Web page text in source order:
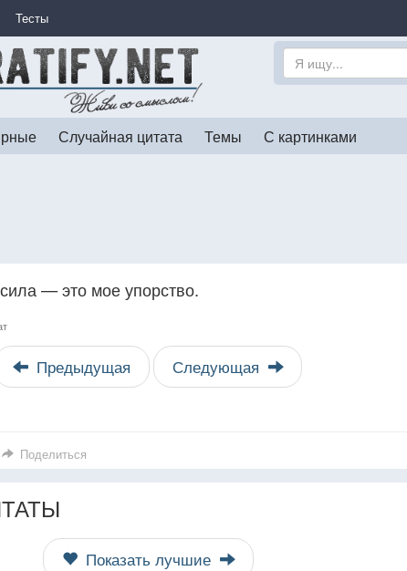
Тесты
Случайная цитата Темы С картинками
— это мое упорство.
Предыдущая Следующая
Поделиться
Показать лучшие